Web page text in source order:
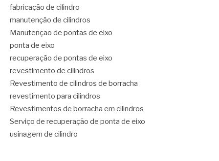
fabricação de cilindro
manutenção de cilindros
Manutenção de pontas de eixo
ponta de eixo
recuperação de pontas de eixo
revestimento de cilindros
Revestimento de cilindros de borracha
revestimento para cilindros
Revestimentos de borracha em cilindros
Serviço de recuperação de ponta de eixo
usinagem de cilindro